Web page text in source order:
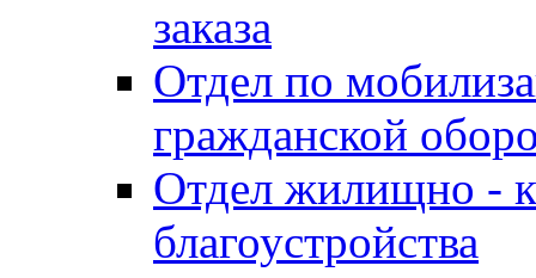
заказа
Отдел по
гражданской
Отдел жилищно -
благоустройства